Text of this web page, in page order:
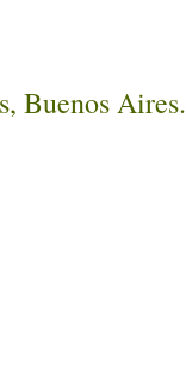
Buenos Aires.